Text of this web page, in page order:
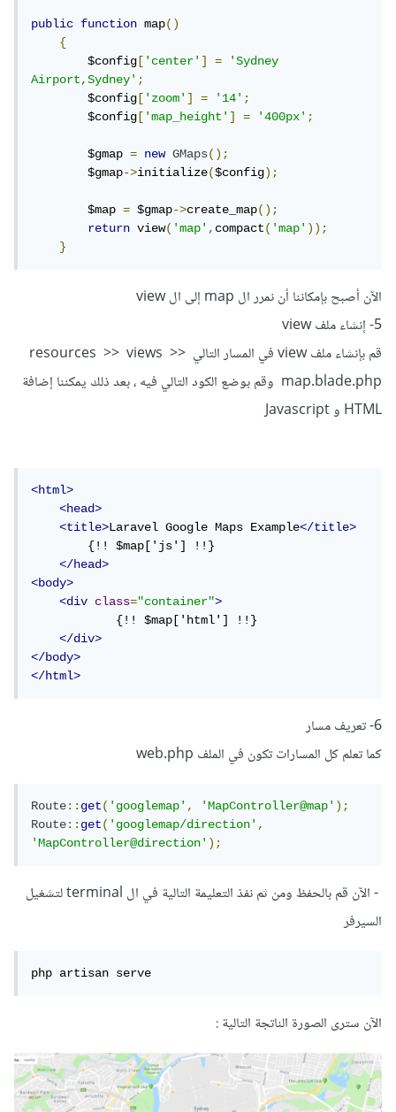
public function map()
{
        $config
['center'] =
'Sydney
Airport,Sydney';
        $config
['zoom'] = '14';
        $config
['map_height'] = '400px';
        $gmap
= new GMaps();
        $gmap
->initialize($config);
        $map
= $gmap->create_map();
return view('map',compact('map'));
}
الآن أصبح بإمكاننا أن نمرر ال map إلى ال view
5- إنشاء ملف view
قم بإنشاء ملف view في المسار التالي resources >> views >>
map.blade.php وقم بوضع الكود التالي فيه ، بعد ذلك يمكننا إضافة
HTML و Javascript
<html>
<head>
<title>Laravel Google Maps Example</title>
        {!! $map['js'] !!}
</head>
<body>
<div
class="container">
            {!! $map['html'] !!}
</div>
</body>
</html>
6- تعريف مسار
كما تعلم كل المسارات تكون في الملف web.php
Route::get('googlemap', 'MapController@map');
Route::get('googlemap/direction',
'MapController@direction');
- الآن قم بالحفظ ومن ثم نفذ التعليمة التالية في ال terminal لتشغيل
السيرفر
php artisan serve
الآن سترى الصورة الناتجة التالية :